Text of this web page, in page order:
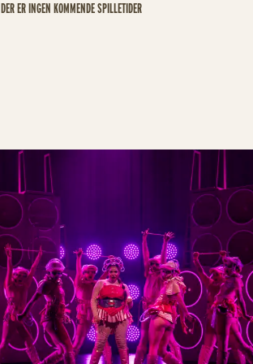
DER ER INGEN KOMMENDE SPILLETIDER